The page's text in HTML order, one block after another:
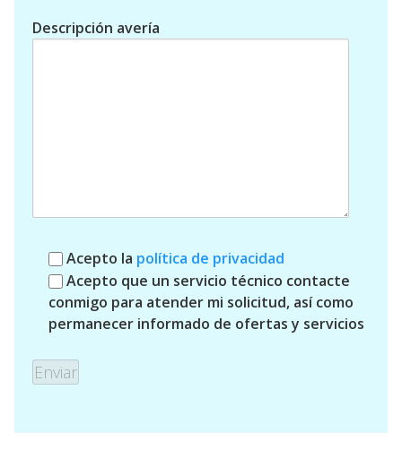
Descripción avería
Acepto la política de privacidad
Acepto que un servicio técnico contacte
conmigo para atender mi solicitud, así como
permanecer informado de ofertas y servicios